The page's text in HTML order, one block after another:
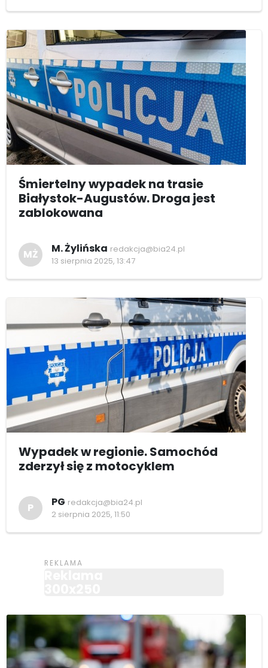
Śmiertelny wypadek na trasie
Białystok-Augustów. Droga jest
zablokowana
MŻ M. Żylińska redakcja@bia24.pl
13 sierpnia 2025, 13:47
Wypadek w regionie. Samochód
zderzył się z motocyklem
P PG redakcja@bia24.pl
2 sierpnia 2025, 11:50